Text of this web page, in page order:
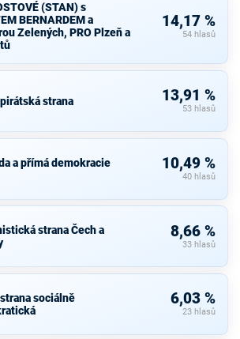
(STAN) s
BERNARDEM a
Zelených, PRO Plzeň a
14,17 %
54 hlasů
strana 13,91 %
53 hlasů
a přímá demokracie
10,49 %
40 hlasů
strana Čech a
8,66 %
33 hlasů
sociálně
6,03 %
23 hlasů